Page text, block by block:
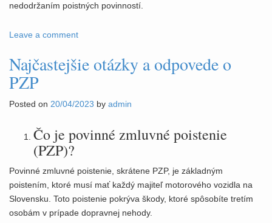
nedodržaním poistných povinností.
Leave a comment
Najčastejšie otázky a odpovede o
PZP
Posted on 20/04/2023 by admin
Čo je povinné zmluvné poistenie
(PZP)?
Povinné zmluvné poistenie, skrátene PZP, je základným
poistením, ktoré musí mať každý majiteľ motorového vozidla na
Slovensku. Toto poistenie pokrýva škody, ktoré spôsobíte tretím
osobám v prípade dopravnej nehody.